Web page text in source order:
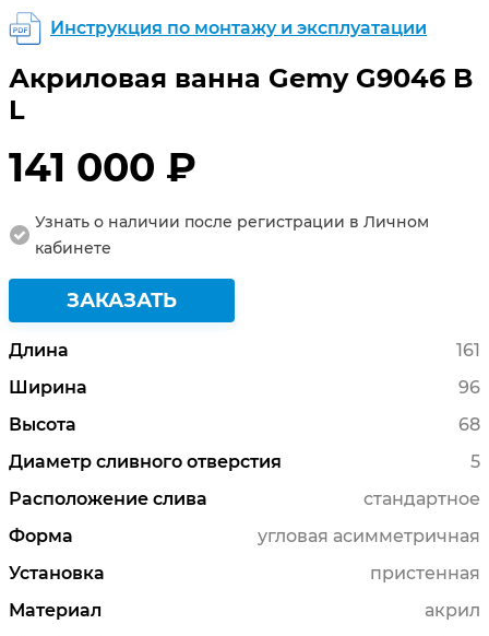
Инструкция по монтажу и эксплуатации
Акриловая ванна Gemy G9046 B
L
141 000 ₽
Узнать о наличии после регистрации в Личном
кабинете
ЗАКАЗАТЬ
Длина
161
Ширина
96
Высота
68
Диаметр сливного отверстия
5
Расположение слива
стандартное
Форма
угловая асимметричная
Установка
пристенная
Материал
акрил